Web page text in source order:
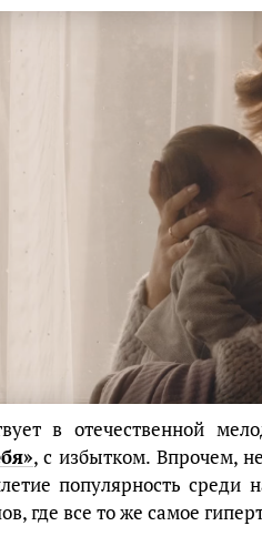
в отечественной
, с избытком. Впрочем,
популярность среди
где все то же самое